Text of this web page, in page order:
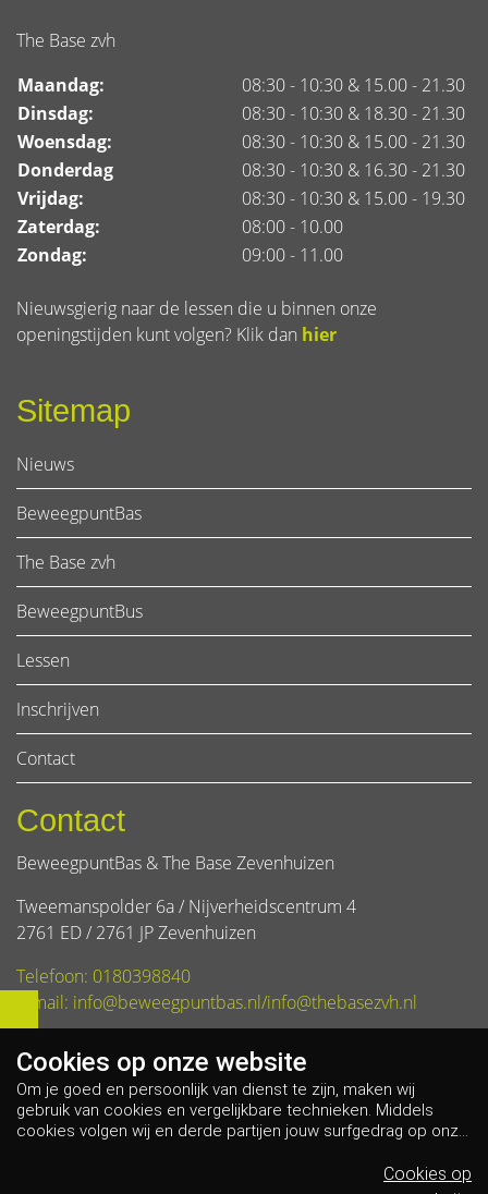
The Base zvh
Maandag:
08:30 - 10:30 & 15.00 - 21.30
Dinsdag:
08:30 - 10:30 & 18.30 - 21.30
Woensdag:
08:30 - 10:30 & 15.00 - 21.30
Donderdag
08:30 - 10:30 & 16.30 - 21.30
Vrijdag:
08:30 - 10:30 & 15.00 - 19.30
Zaterdag:
08:00 - 10.00
Zondag:
09:00 - 11.00
Nieuwsgierig naar de lessen die u binnen onze
openingstijden kunt volgen? Klik dan hier
Sitemap
Nieuws
BeweegpuntBas
The Base zvh
BeweegpuntBus
Lessen
Inschrijven
Contact
Contact
BeweegpuntBas & The Base Zevenhuizen
Tweemanspolder 6a / Nijverheidscentrum 4
2761 ED / 2761 JP Zevenhuizen
Telefoon: 0180398840
E-mail: info@beweegpuntbas.nl/info@thebasezvh.nl
Cookies op onze website
Om je goed en persoonlijk van dienst te zijn, maken wij
gebruik van cookies en vergelijkbare technieken. Middels
cookies volgen wij en derde partijen jouw surfgedrag op onze
en dit maakt het voor jou mogelijk om informatie te delen via
Cookies op